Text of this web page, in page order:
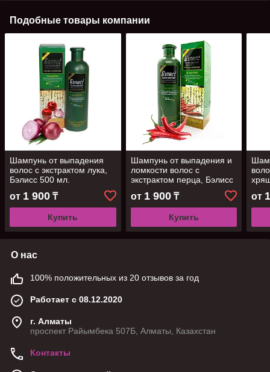
Подобные товары компании
Шампунь от выпадения
волос с экстрактом лука,
Бэлисс 500 мл.
от 1 900 ₸
Купить
Шампунь от выпадения и
ломкости волос с
экстрактом перца, Бэлисс
от 1 900₸
Купить
от
О нас
100% положительных из 20 отзывов за год
Работает с 08.12.2020
г. Алматы
проспект Райымбека 507Б, Алматы, Казахстан
Контакты